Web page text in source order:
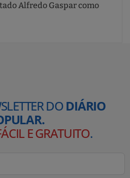
Alfredo Gaspar como
DODIÁRIO
E GRATUITO.